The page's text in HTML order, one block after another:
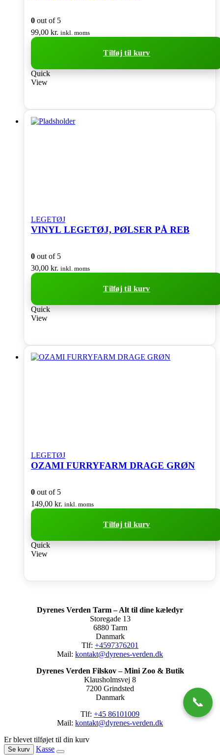
0 out of 5
99,00 kr. inkl. moms
Tilføj til kurv
Quick
View
LEGETØJ
VINYL LEGETØJ, PØLSER PÅ REB
0 out of 5
30,00 kr. inkl. moms
Tilføj til kurv
Quick
View
LEGETØJ
OZAMI FURRYFARM DRAGE GRØN
0 out of 5
149,00 kr. inkl. moms
Tilføj til kurv
Quick
View
Dyrenes Verden Tarm – Alt til dine kæledyr
Storegade 13
6880 Tarm
Danmark
Tlf: +4597376201
Mail: kontakt@dyrenes-verden.dk
Dyrenes Verden Filskov – Mini Zoo & Butik
Klausholmsvej 8
7200 Grindsted
Danmark
Tlf: +45 86101009
Mail: kontakt@dyrenes-verden.dk
Er blevet tilføjet til din kurv
Se kurv Kasse
📞